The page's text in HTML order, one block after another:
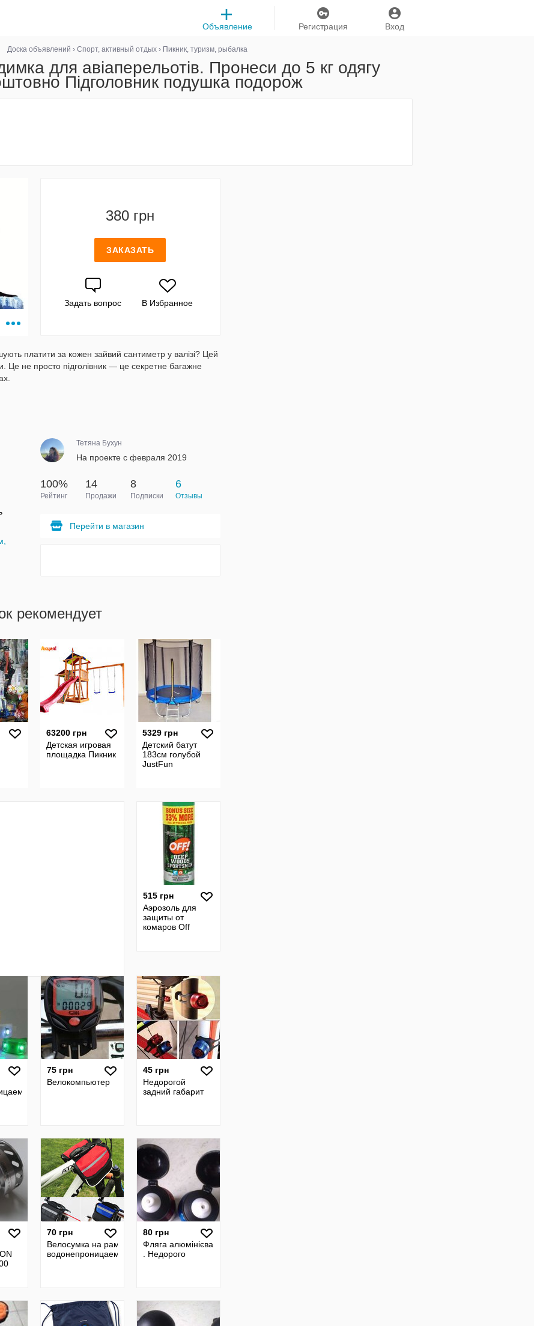
Вход
Регистрация
Объявление
Доска объявлений › Спорт, активный отдых › Пикник, туризм, рыбалка
для авіаперельотів. Пронеси до 5 кг одягу
Підголовник подушка подорож
380 грн
ЗАКАЗАТЬ
Задать вопрос В Избранное
платити за кожен зайвий сантиметр у валізі? Цей
Це не просто підголівник — це секретне багажне
Тетяна Бухун
На проекте с февраля 2019
100%
Рейтинг
14
Продажи
8
Подписки
6
Отзывы
Перейти в магазин
рекомендует
63200 грн
Детская игровая
площадка Пикник
5329 грн
Детский батут
183см голубой
JustFun
515 грн
Аэрозоль для
защиты от
комаров Off
75 грн
Велокомпьютер
45 грн
Недорогой
задний габарит
70 грн
Велосумка на раму
водонепроницаемая
80 грн
Фляга алюмінієва
. Недорого